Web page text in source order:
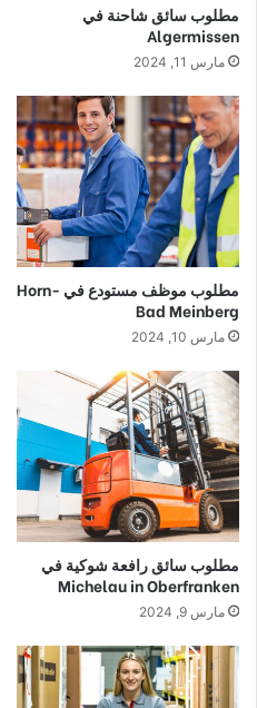
مطلوب سائق شاحنة في
Algermissen
مارس 11, 2024
مطلوب موظف مستودع في Horn-
Bad Meinberg
مارس 10, 2024
مطلوب سائق رافعة شوكية في
Michelau in Oberfranken
مارس 9, 2024